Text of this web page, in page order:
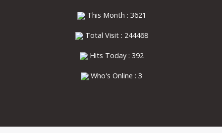
This Month : 3621
Total Visit : 244468
Hits Today : 392
Who's Online : 3